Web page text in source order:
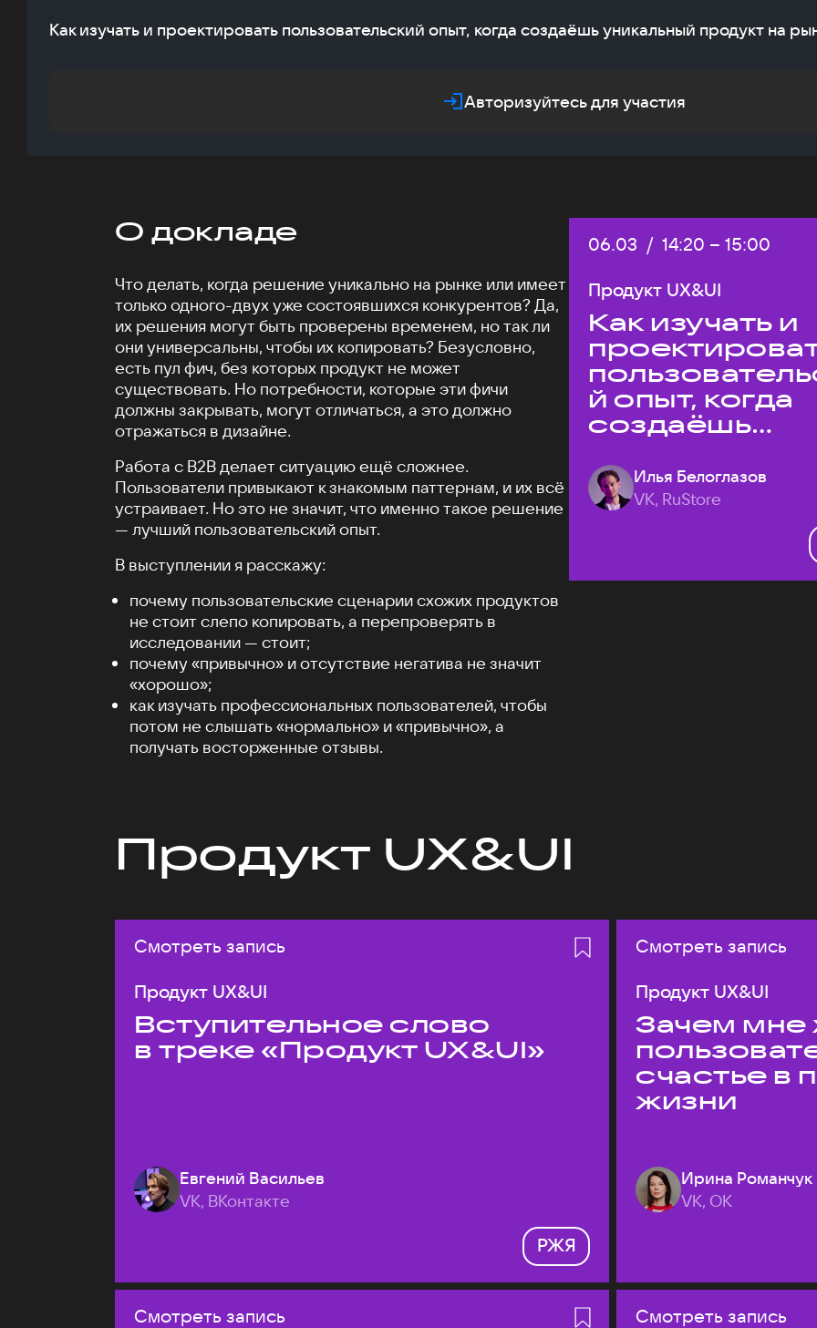
Как изучать и проектировать пользовательский опыт, когда создаёшь уникальный продукт на
Авторизуйтесь для участия
О докладе
Что делать, когда решение уникально на рынке или имеет
только одного-двух уже состоявшихся конкурентов? Да,
их решения могут быть проверены временем, но так ли
они универсальны, чтобы их копировать? Безусловно,
есть пул фич, без которых продукт не может
существовать. Но потребности, которые эти фичи
должны закрывать, могут отличаться, а это должно
отражаться в дизайне.
Работа с B2B делает ситуацию ещё сложнее.
Пользователи привыкают к знакомым паттернам, и их всё
устраивает. Но это не значит, что именно такое решение
— лучший пользовательский опыт.
В выступлении я расскажу:
почему пользовательские сценарии схожих продуктов
не стоит слепо копировать, а перепроверять в
исследовании — стоит;
почему «привычно» и отсутствие негатива не значит
«хорошо»;
как изучать профессиональных пользователей, чтобы
потом не слышать «нормально» и «привычно», а
получать восторженные отзывы.
Дата:
06.03 / Начало:
14:20 – Конец:
15:00
Продукт UX&UI
Как изучать и
й опыт, когда
создаёшь
продукт на
рынке?
Илья Белоглазов
VK, RuStore
Продукт UX&UI
Смотреть запись
Продукт UX&UI
Вступительное слово
в треке «Продукт UX&UI»
Евгений Васильев
VK, ВКонтакте
РЖЯ
Смотреть запись
Продукт UX&UI
Зачем мне
счастье в
жизни
Ирина Романчук
VK, ОК
Смотреть запись
Смотреть запись